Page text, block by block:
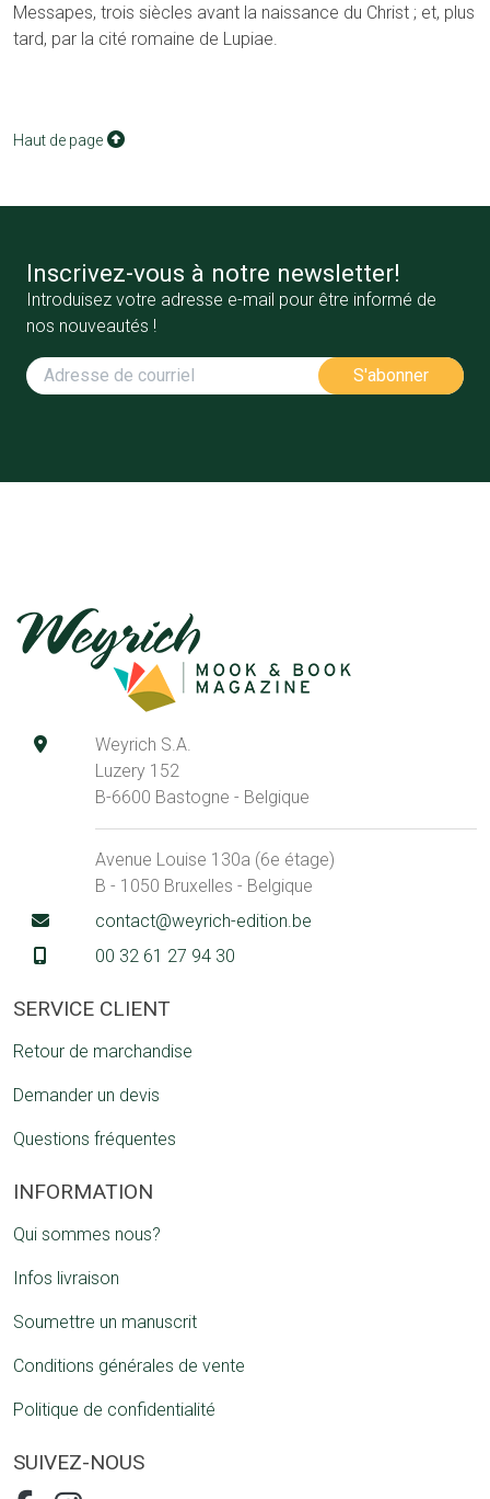
Messapes, trois siècles avant la naissance du Christ ; et, plus
tard, par la cité romaine de Lupiae.
Haut de page
Inscrivez-vous à notre newsletter!
Introduisez votre adresse e-mail pour être informé de
nos nouveautés !
Weyrich S.A.
Luzery 152
B-6600 Bastogne - Belgique
Avenue Louise 130a (6e étage)
B - 1050 Bruxelles - Belgique
contact@weyrich-edition.be
00 32 61 27 94 30
SERVICE CLIENT
Retour de marchandise
Demander un devis
Questions fréquentes
INFORMATION
Qui sommes nous?
Infos livraison
Soumettre un manuscrit
Conditions générales de vente
Politique de confidentialité
SUIVEZ-NOUS